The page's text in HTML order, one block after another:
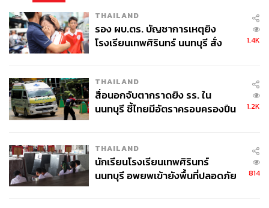
THAILAND
รอง ผบ.ตร. บัญชาการเหตุยิง
โรงเรียนเทพศิรินทร์ นนทบุรี สั่ง
1.4K
THAILAND
สื่อนอกจับตากราดยิง รร. ใน
นนทบุรี ชี้ไทยมีอัตราครอบครองปืน
1.2K
THAILAND
นักเรียนโรงเรียนเทพศิรินทร์
นนทบุรี อพยพเข้ายังพื้นที่ปลอดภัย
814